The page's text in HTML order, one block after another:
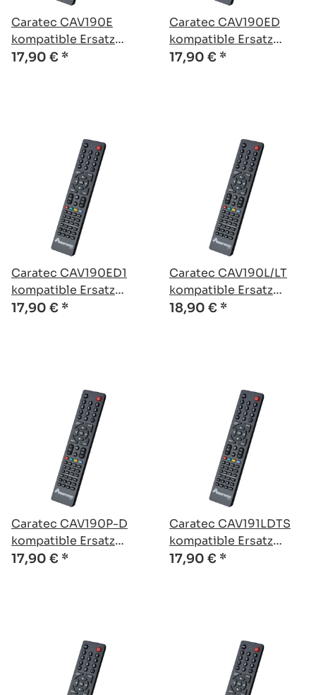
Caratec CAV190E
kompatible Ersatz
Fernbedienung
17,90 € *
Caratec CAV190ED
kompatible Ersatz
Fernbedienung
17,90 € *
Caratec CAV190ED1
kompatible Ersatz
Fernbedienung
17,90 € *
Caratec CAV190L/LT
kompatible Ersatz
Fernbedienung
18,90 € *
Caratec CAV190P-D
kompatible Ersatz
Fernbedienung
17,90 € *
Caratec CAV191LDTS
kompatible Ersatz
Fernbedienung
17,90 € *